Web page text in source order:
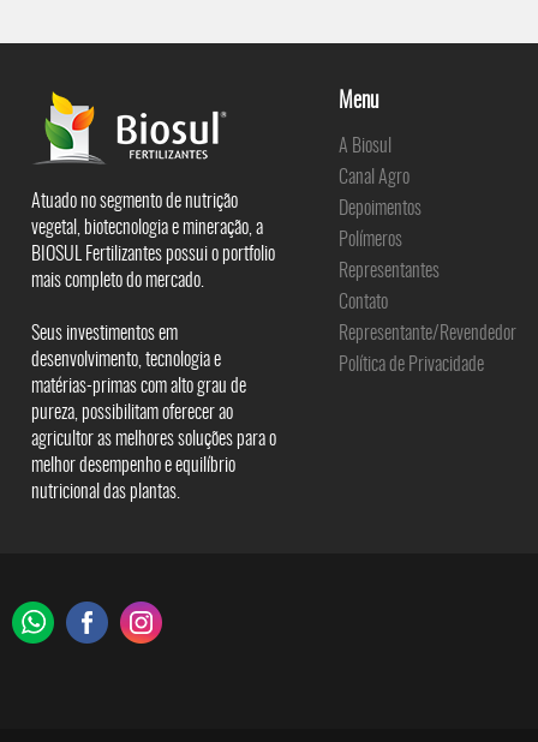
Atuado no segmento de nutrição
vegetal, biotecnologia e mineração, a
BIOSUL Fertilizantes possui o portfolio
mais completo do mercado.
Seus investimentos em
desenvolvimento, tecnologia e
matérias-primas com alto grau de
pureza, possibilitam oferecer ao
agricultor as melhores soluções para o
melhor desempenho e equilíbrio
nutricional das plantas.
Menu
A Biosul
Canal Agro
Depoimentos
Polímeros
Representantes
Contato
Representante/Revendedor
Política de Privacidade